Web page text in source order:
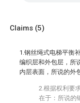
Claims (5)
1.钢丝绳式电梯平衡
编织层和外包层，所
内层表面，所说的外
2.根据权利要
在于：所说的